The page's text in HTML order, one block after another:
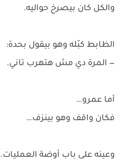
والكل كان بيصرخ حواليه.
الظابط كبّله وهو بيقول بحدة:
— المرة دي مش هتهرب تاني.
أما عمرو…
فكان واقف وهو بينزف…
وعينه على باب أوضة العمليات.